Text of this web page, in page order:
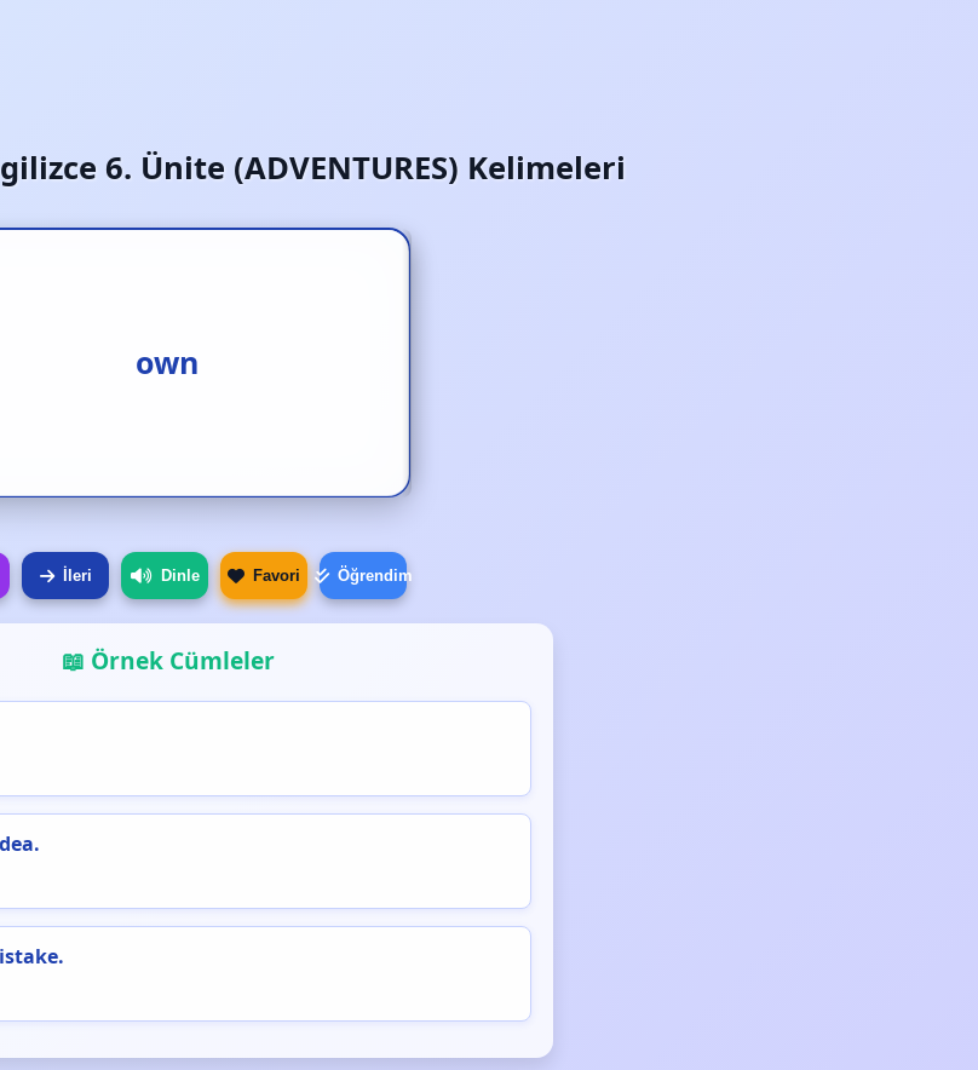
6. Ünite (ADVENTURES) Kelimeleri
own
kendi
İleri Dinle Favori Öğrendim
📖 Örnek Cümleler